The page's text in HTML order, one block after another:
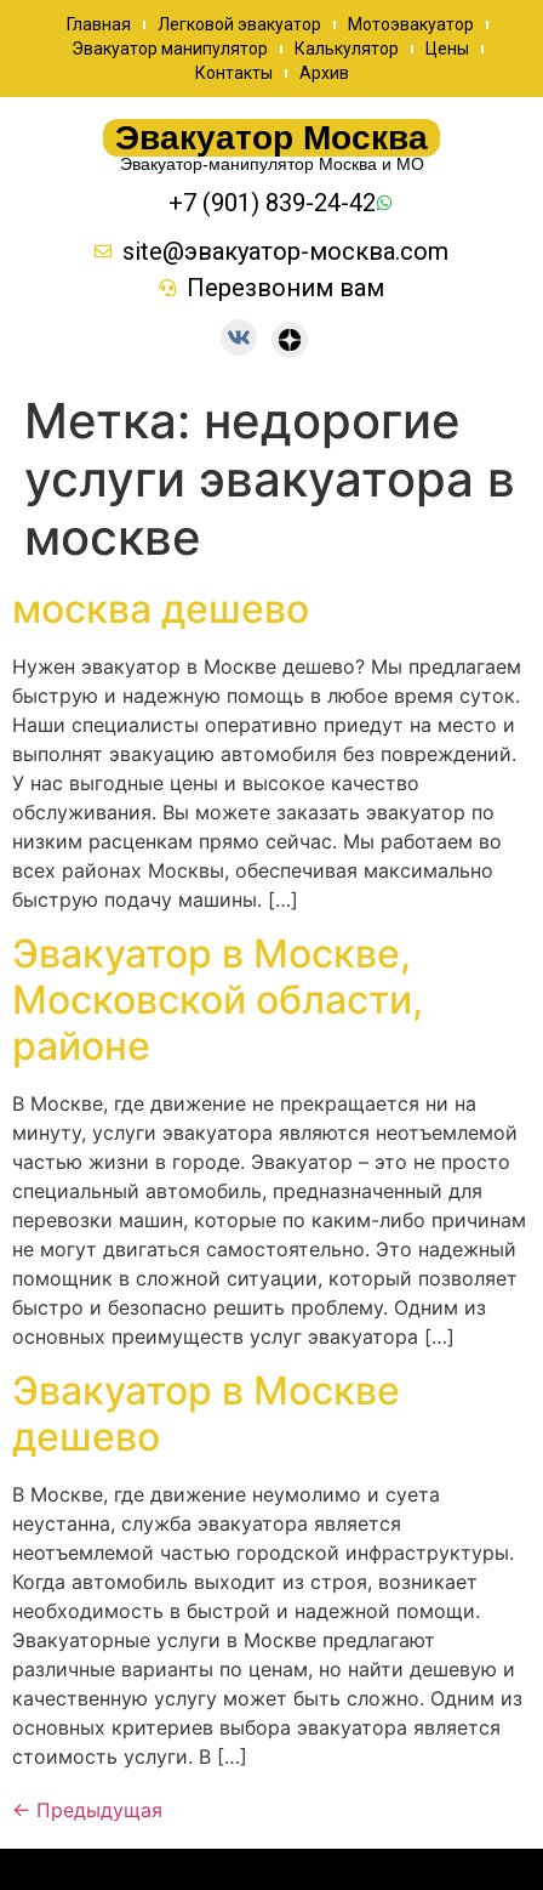
Главная Легковой эвакуатор
Мотоэвакуатор
Эвакуатор манипулятор
Калькулятор
Цены
Контакты
Архив
Эвакуатор Москва
Эвакуатор-манипулятор Москва и МО
+7 (901) 839-24-42
site@эвакуатор-москва.com
Перезвоним вам
Метка: недорогие
услуги эвакуатора в
москве
москва дешево
Нужен эвакуатор в Москве дешево? Мы предлагаем
быструю и надежную помощь в любое время суток.
Наши специалисты оперативно приедут на место и
выполнят эвакуацию автомобиля без повреждений.
У нас выгодные цены и высокое качество
обслуживания. Вы можете заказать эвакуатор по
низким расценкам прямо сейчас. Мы работаем во
всех районах Москвы, обеспечивая максимально
быструю подачу машины. […]
Эвакуатор в Москве,
Московской области,
районе
В Москве, где движение не прекращается ни на
минуту, услуги эвакуатора являются неотъемлемой
частью жизни в городе. Эвакуатор – это не просто
специальный автомобиль, предназначенный для
перевозки машин, которые по каким-либо причинам
не могут двигаться самостоятельно. Это надежный
помощник в сложной ситуации, который позволяет
быстро и безопасно решить проблему. Одним из
основных преимуществ услуг эвакуатора […]
Эвакуатор в Москве
дешево
В Москве, где движение неумолимо и суета
неустанна, служба эвакуатора является
неотъемлемой частью городской инфраструктуры.
Когда автомобиль выходит из строя, возникает
необходимость в быстрой и надежной помощи.
Эвакуаторные услуги в Москве предлагают
различные варианты по ценам, но найти дешевую и
качественную услугу может быть сложно. Одним из
основных критериев выбора эвакуатора является
стоимость услуги. В […]
← Предыдущая